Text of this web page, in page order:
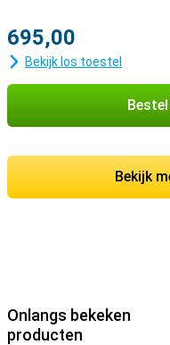
695,00
Bekijk los toestel
Bekijk
Onlangs bekeken
producten